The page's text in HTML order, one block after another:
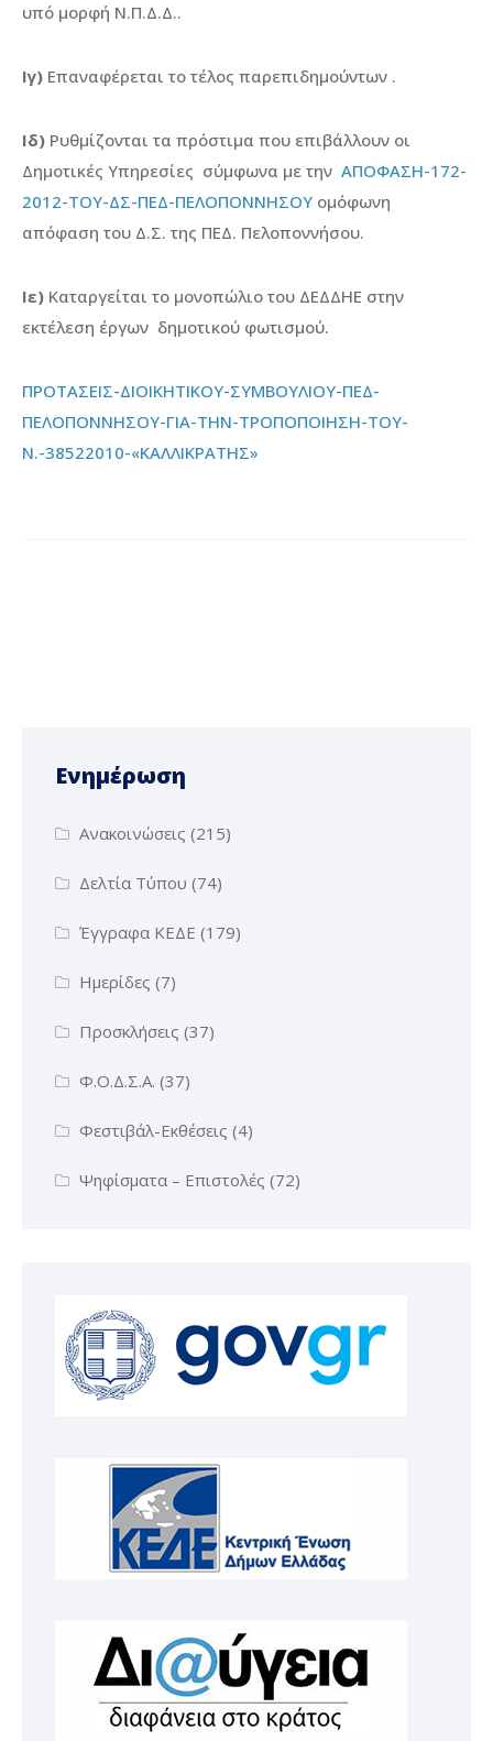
υπό μορφή Ν.Π.Δ.Δ..
Ιγ) Επαναφέρεται το τέλος παρεπιδημούντων .
Ιδ) Ρυθμίζονται τα πρόστιμα που επιβάλλουν οι
Δημοτικές Υπηρεσίες σύμφωνα με την ΑΠΟΦΑΣΗ-172-
2012-ΤΟΥ-ΔΣ-ΠΕΔ-ΠΕΛΟΠΟΝΝΗΣΟΥ ομόφωνη
απόφαση του Δ.Σ. της ΠΕΔ. Πελοποννήσου.
Ιε) Καταργείται το μονοπώλιο του ΔΕΔΔΗΕ στην
εκτέλεση έργων δημοτικού φωτισμού.
ΠΡΟΤΑΣΕΙΣ-ΔΙΟΙΚΗΤΙΚΟΥ-ΣΥΜΒΟΥΛΙΟΥ-ΠΕΔ-
ΠΕΛΟΠΟΝΝΗΣΟΥ-ΓΙΑ-ΤΗΝ-ΤΡΟΠΟΠΟΙΗΣΗ-ΤΟΥ-
Ν.-38522010-«ΚΑΛΛΙΚΡΑΤΗΣ»
Ενημέρωση
Ανακοινώσεις (215)
Δελτία Τύπου (74)
Έγγραφα ΚΕΔΕ (179)
Ημερίδες (7)
Προσκλήσεις (37)
Φ.Ο.Δ.Σ.Α. (37)
Φεστιβάλ-Εκθέσεις (4)
Ψηφίσματα – Επιστολές (72)